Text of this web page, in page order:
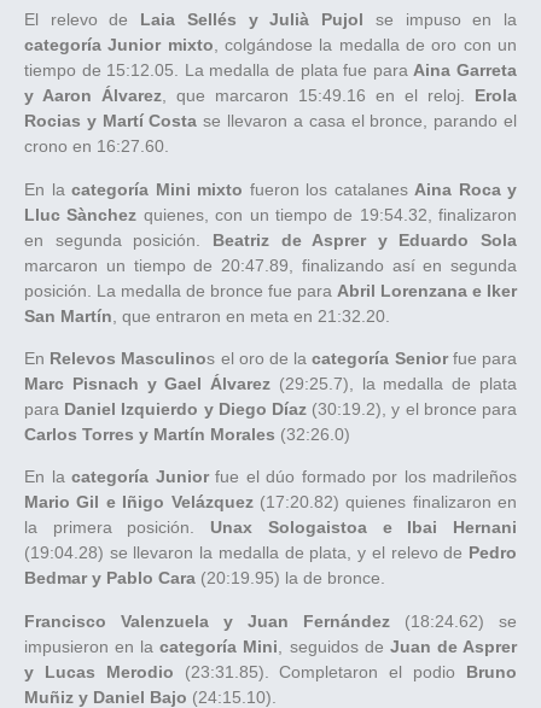
El relevo de Laia Sellés y Julià Pujol se impuso en la
categoría Junior mixto , colgándose la medalla de oro con un
tiempo de 15:12.05. La medalla de plata fue para Aina Garreta
y Aaron Álvarez , que marcaron 15:49.16 en el reloj. Erola
Rocias y Martí Costa se llevaron a casa el bronce, parando el
crono en 16:27.60.
En la categoría Mini mixto fueron los catalanes Aina Roca y
Lluc Sànchez quienes, con un tiempo de 19:54.32, finalizaron
en segunda posición. Beatriz de Asprer y Eduardo Sola
marcaron un tiempo de 20:47.89, finalizando así en segunda
posición. La medalla de bronce fue para Abril Lorenzana e Iker
San Martín , que entraron en meta en 21:32.20.
En Relevos Masculinos el oro de lacategoría Seniorfue para
Marc Pisnach y Gael Álvarez (29:25.7), la medalla de plata
para Daniel Izquierdo y Diego Díaz (30:19.2), y el bronce para
Carlos Torres y Martín Morales (32:26.0)
En la categoría Juniorfue el dúo formado por los madrileños
Mario Gil e Iñigo Velázquez(17:20.82) quienes finalizaron en
la primera posición. Unax Sologaistoa e Ibai Hernani
(19:04.28) se llevaron la medalla de plata, y el relevo de Pedro
Bedmar y Pablo Cara (20:19.95) la de bronce.
Francisco Valenzuela y Juan Fernández (18:24.62) se
impusieron en lacategoría Mini , seguidos de Juan de Asprer
y Lucas Merodio (23:31.85). Completaron el podio Bruno
Muñiz y Daniel Bajo (24:15.10).